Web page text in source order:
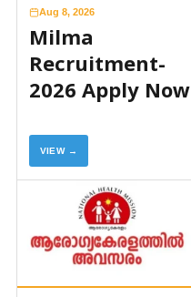
Aug 8, 2026
Milma
Recruitment-
2026 Apply Now
VIEW →